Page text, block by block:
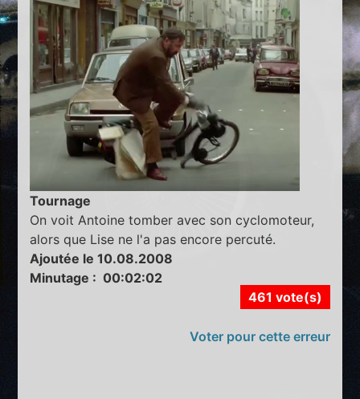
Tournage
On voit Antoine tomber avec son cyclomoteur,
alors que Lise ne l'a pas encore percuté.
Ajoutée le 10.08.2008
Minutage : 00:02:02
461 vote(s)
Voter pour cette erreur